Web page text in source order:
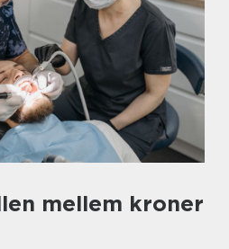
mellem kroner